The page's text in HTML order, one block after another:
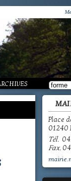
Place
01240
Tél.
Fax.
SCOLAIRE JEUNESSE /
SCOLAIRE JEUNESSE /
SCOLAIRE JEUNESSE /
JEUNESSE /
SOCIALE / ACTION
/ ECOLE PUBLIQUE -
/ LA VIE DES
LOCALE